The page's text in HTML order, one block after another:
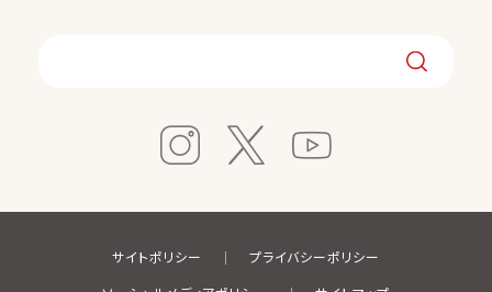
サイトポリシー
プライバシーポリシー